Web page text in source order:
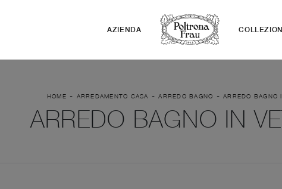
AZIENDA
HOME - ARREDAMENTO CASA -ARREDO BAGNO - ARREDO BAGNO
ARREDO BAGNO IN